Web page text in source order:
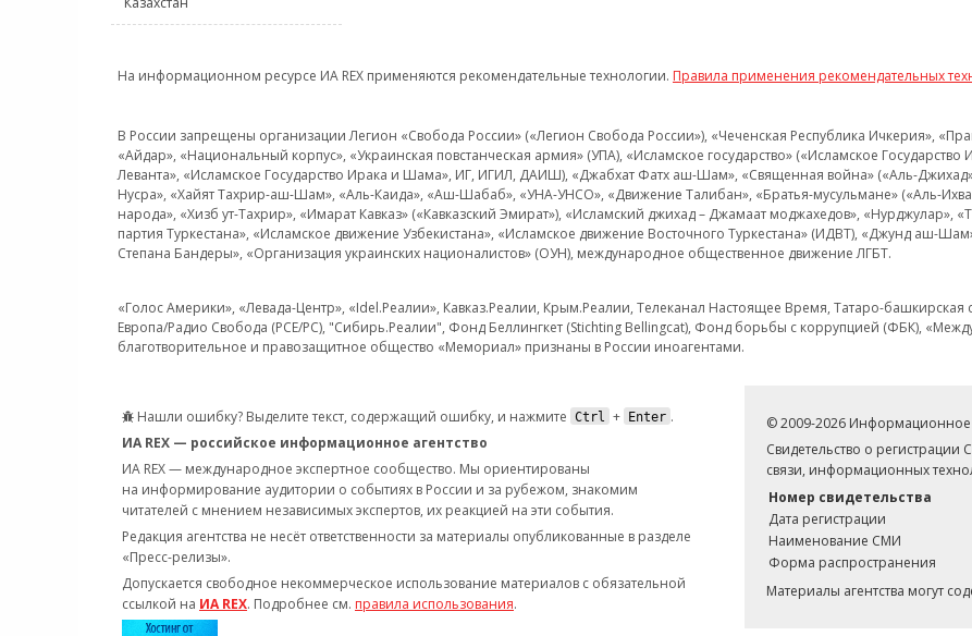
На информационном ресурсе ИА REX применяются рекомендательные технологии. Правила применения рекомендательных
В России запрещены организации Легион «Свобода России» («Легион Свобода России»), «Чеченская Республика Ичкерия»,
«Айдар», «Национальный корпус», «Украинская повстанческая армия» (УПА), «Исламское государство» («Исламское
Леванта», «Исламское Государство Ирака и Шама», ИГ, ИГИЛ, ДАИШ), «Джабхат Фатх аш-Шам», «Священная война» («Аль-
Нусра», «Хайят Тахрир-аш-Шам», «Аль-Каида», «Аш-Шабаб», «УНА-УНСО», «Движение Талибан», «Братья-мусульмане» («Аль-
народа», «Хизб ут-Тахрир», «Имарат Кавказ» («Кавказский Эмират»), «Исламский джихад – Джамаат моджахедов», «Нурджулар»,
партия Туркестана», «Исламское движение Узбекистана», «Исламское движение Восточного Туркестана» (ИДВТ), «Джунд аш-
Степана Бандеры», «Организация украинских националистов» (ОУН), международное общественное движение ЛГБТ.
«Голос Америки», «Левада-Центр», «Idel.Реалии», Кавказ.Реалии, Крым.Реалии, Телеканал Настоящее Время, Татаро-
Европа/Радио Свобода (PCE/PC), "Сибирь.Реалии", Фонд Беллингкет (Stichting Bellingcat), Фонд борьбы с коррупцией (ФБК),
благотворительное и правозащитное общество «Мемориал» признаны в России иноагентами.
Нашли ошибку? Выделите текст, содержащий ошибку, и нажмите Ctrl + Enter .
ИА REX — российское информационное агентство
ИА REX — международное экспертное сообщество. Мы ориентированы
на информирование аудитории о событиях в России и за рубежом, знакомим
читателей с мнением независимых экспертов, их реакцией на эти события.
Редакция агентства не несёт ответственности за материалы опубликованные в разделе
«Пресс-релизы».
Допускается свободное некоммерческое использование материалов с обязательной
ссылкой на ИА REX. Подробнее см. правила использования.
© 2009-2026 Информационное
Свидетельство о
связи, информационных
Номер свидетельства
Дата регистрации
Наименование СМИ
Форма распространения
Материалы агентства могут